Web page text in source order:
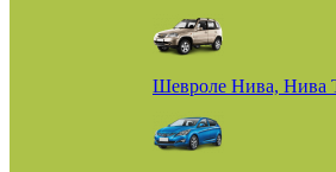
Шевроле Нива, Нива